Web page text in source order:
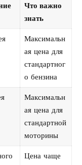
Что важно
знать
Максимальн
ая цена для
стандартног
о бензина
Максимальн
ая цена для
стандартной
моторины
Цена чаще